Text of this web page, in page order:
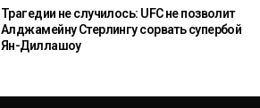
Трагедии не случилось: UFC не позволит
Алджамейну Стерлингу сорвать супербой
Ян-Диллашоу